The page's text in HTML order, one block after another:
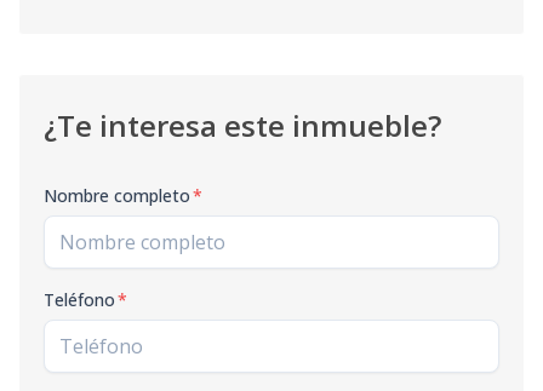
¿Te interesa este inmueble?
Nombre completo*
Teléfono*